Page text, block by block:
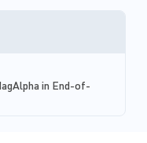
in End-of-